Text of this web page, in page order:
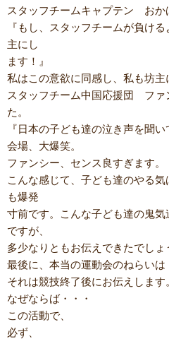
スタッフチームキャプテン おか
『もし、スタッフチームが負け
主にし
ます！』
私はこの意欲に同感し、私も坊主
スタッフチーム中国応援団 ファ
た。
『日本の子ども達の泣き声を聞い
会場、大爆笑。
ファンシー、センス良すぎます。
こんな感じて、子ども達のやる
も爆発
寸前です。こんな子ども達の鬼
ですが、
多少なりともお伝えできたでしょ
最後に、本当の運動会のねらいは
それは競技終了後にお伝えします
なぜならば・・・
この活動で、
必ず、